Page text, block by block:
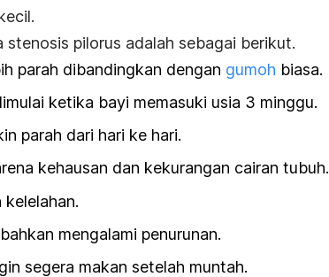
pilorus adalah sebagai berikut.
parah dibandingkan dengan gumoh biasa.
ketika bayi memasuki usia 3 minggu.
parah dari hari ke hari.
kehausan dan kekurangan cairan tubuh.
bahkan mengalami penurunan.
segera makan setelah muntah.